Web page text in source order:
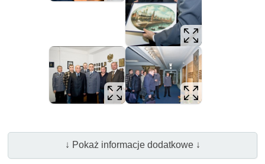
↓ Pokaż informacje dodatkowe ↓